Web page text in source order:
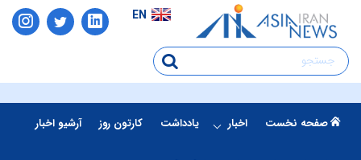
EN
صفحه نخست اخبار یادداشت کارتون روز آرشیو اخبار